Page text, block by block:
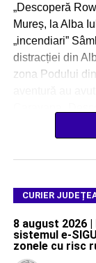
„Descoperă
Mureș, la Alba
„incendiari”
distracției din
zona Podului
CURIER
8 august 2026
sistemul e-
zonele cu risc